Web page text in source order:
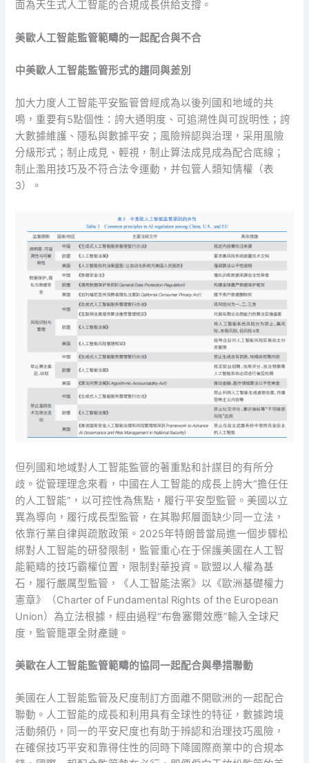
面為天生式人工智能的合規成長供給支撐。
美歐人工智能監管範疇的一起配合與不合
中美歐人工智能監管形式的趨同與差別
加大力度人工智能平安監管曾經成為以後列國和地域的共
鳴，重要有5點個性：誇大通明度、可追溯性與可說明性；誇
大數據維護、隱私與數據平安；風險辨認與治理，采用風險
分級形式；制止成見、輕視，制止算法成見成為配合底線；
制止濫用技巧及不符合法令運動，并包管人類知情權（表
3）。
但列國和地域對人工智能監管的著重點和計謀目的有所分
歧。從管理理念來看，中國在人工智能的成長上誇大“擔任任
的人工智能”，以可控性為焦點，履行平安型監管。美國以立
異為導向，履行成長型監管，在其聯邦層面缺少同一立法，
依靠行業自律與疏散政策。2025年特朗普當局進一個步驟松
綁對人工智能的研發限制，監管重心在于保護美國在人工智
能範疇的技巧霸權位置，限制對華投資。歐盟以人權為基
石，履行嚴厲型監管，《人工智能法案》以《歐洲基礎權力
憲章》（Charter of Fundamental Rights of the European
Union）為立法根據，經由過程“布魯塞爾效應”輸入全球尺
度，監管籠罩全財產鏈。
美歐在人工智能監管範疇的協同一起配合與舉措聯動
美國在人工智能監管及尺度制訂方面離不開歐洲的一起配合
聯動。人工智能的成長和利用具有全球性的特征，數據跨境
活動頻仍，同一的平安尺度也有助于辨認和治理技巧風險，
在確保技巧平安和靠得住性的同時下降國際商業中的合規本